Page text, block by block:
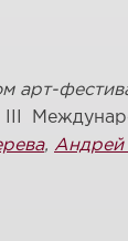
арт-
III
, Андрей